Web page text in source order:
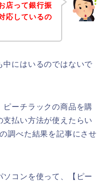
店って銀行振
応しているの
中にはいるのではないで
ピーチラックの商品を購
支払い方法が使えたらい
調べた結果を記事にさせ
ソコンを使って、【ピー